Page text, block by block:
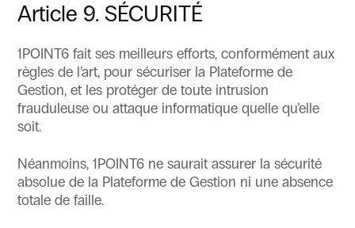
Article 9. SÉCURITÉ
1POINT6 fait ses meilleurs efforts, conformément aux
règles de l’art, pour sécuriser la Plateforme de
Gestion, et les protéger de toute intrusion
frauduleuse ou attaque informatique quelle qu’elle
soit.
Néanmoins, 1POINT6 ne saurait assurer la sécurité
absolue de la Plateforme de Gestion ni une absence
totale de faille.